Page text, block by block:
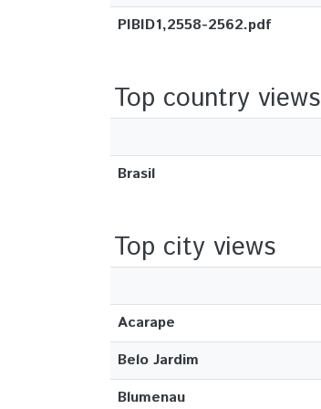
PIBID1,2558-2562.pdf
Top country views
Brasil
Top city views
Acarape
Belo Jardim
Blumenau